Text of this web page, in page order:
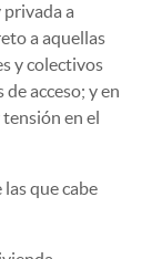
a
a aquellas
y colectivos
acceso; y en
en el
que cabe